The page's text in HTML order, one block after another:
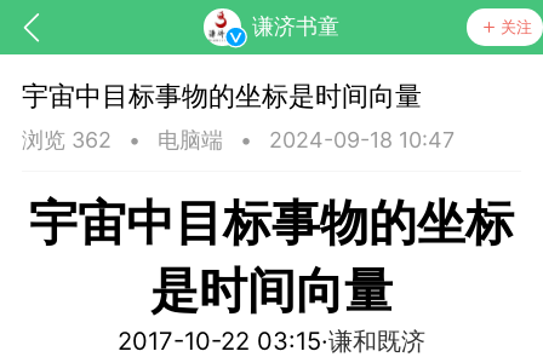
谦济书童 关注
，华夏中医人：家门口的中医人！
宇宙中目标事物的坐标是时间向量
浏览 362 • 电脑端 • 2024-09-18 10:47
宇宙中目标事物的坐标
是时间向量
2017-10-22 03:15·谦和既济